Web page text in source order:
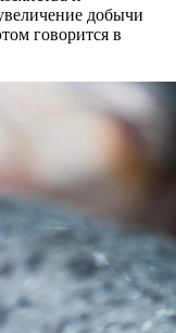
добычи
говорится в